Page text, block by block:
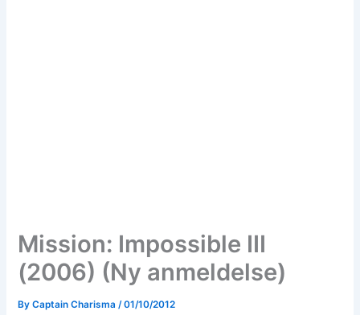
Mission: Impossible III
(2006) (Ny anmeldelse)
ByCaptain Charisma /01/10/2012